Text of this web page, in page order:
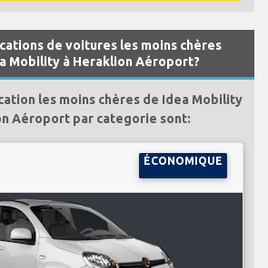
de voitures les moins chères
Mobility à Heraklion Aéroport?
les moins chères de Idea Mobility
Aéroport par categorie sont:
ÉCONOMIQUE